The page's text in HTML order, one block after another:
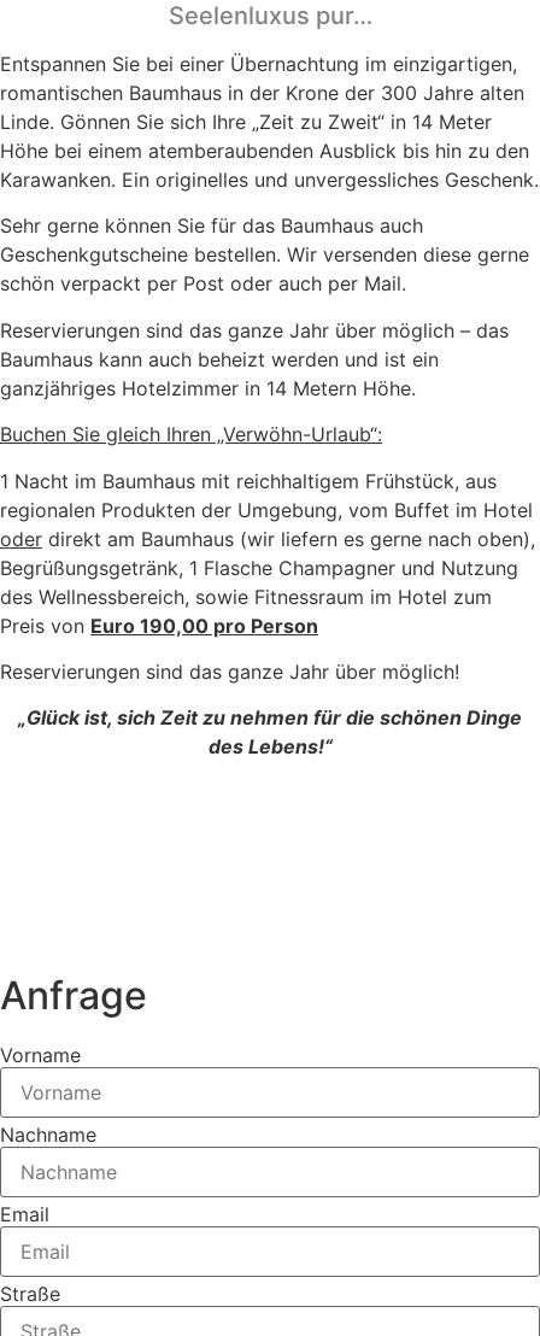
Seelenluxus pur…
Entspannen Sie bei einer Übernachtung im einzigartigen,
romantischen Baumhaus in der Krone der 300 Jahre alten
Linde. Gönnen Sie sich Ihre „Zeit zu Zweit“ in 14 Meter
Höhe bei einem atemberaubenden Ausblick bis hin zu den
Karawanken. Ein originelles und unvergessliches Geschenk.
Sehr gerne können Sie für das Baumhaus auch
Geschenkgutscheine bestellen. Wir versenden diese gerne
schön verpackt per Post oder auch per Mail.
Reservierungen sind das ganze Jahr über möglich – das
Baumhaus kann auch beheizt werden und ist ein
ganzjähriges Hotelzimmer in 14 Metern Höhe.
Buchen Sie gleich Ihren „Verwöhn-Urlaub“:
1 Nacht im Baumhaus mit reichhaltigem Frühstück, aus
regionalen Produkten der Umgebung, vom Buffet im Hotel
oder direkt am Baumhaus (wir liefern es gerne nach oben),
Begrüßungsgetränk, 1 Flasche Champagner und Nutzung
des Wellnessbereich, sowie Fitnessraum im Hotel zum
Preis von Euro 190,00 pro Person
Reservierungen sind das ganze Jahr über möglich!
„Glück ist, sich Zeit zu nehmen für die schönen Dinge
des Lebens!“
Anfrage
Vorname
Nachname
Email
Straße